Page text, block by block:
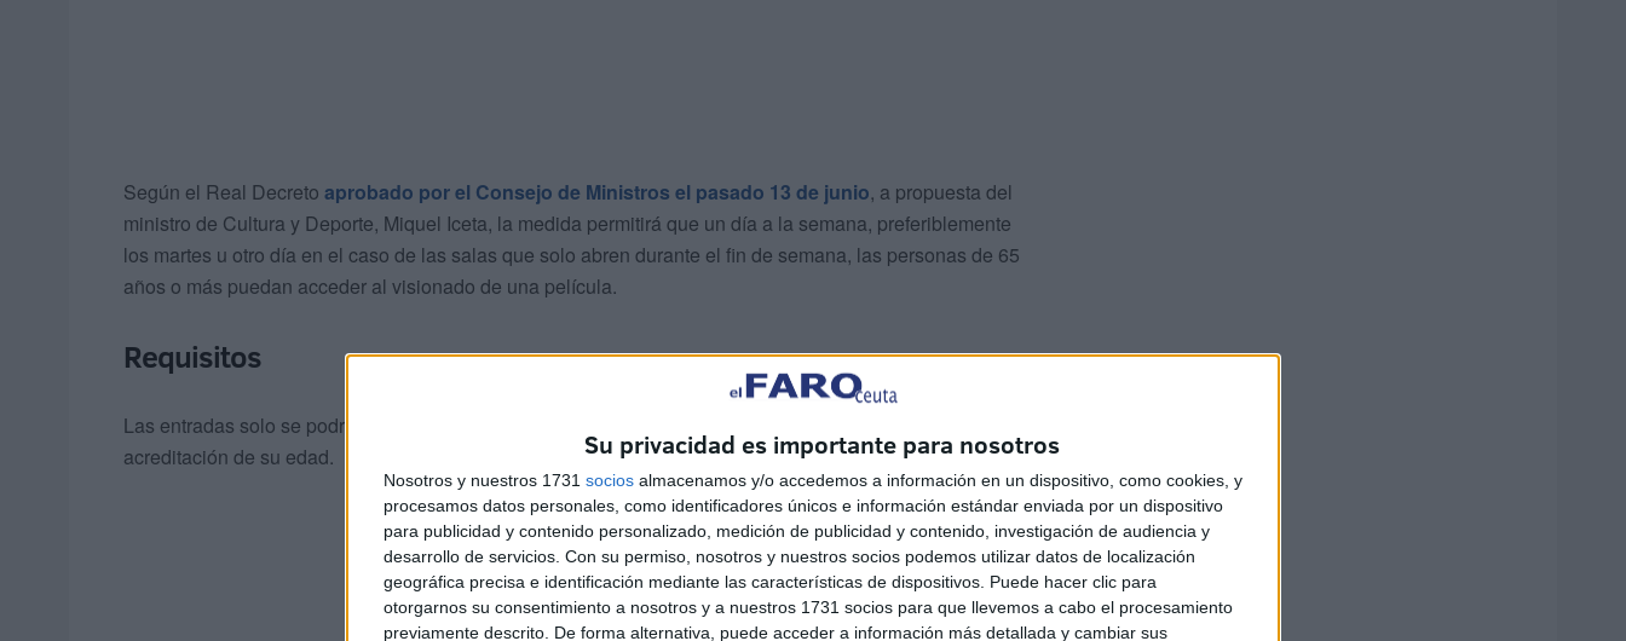
Su privacidad es importante para nosotros
Nosotros y nuestros 1731 socios almacenamos y/o accedemos a información en un dispositivo, como cookies, y
procesamos datos personales, como identificadores únicos e información estándar enviada por un dispositivo
para publicidad y contenido personalizado, medición de publicidad y contenido, investigación de audiencia y
desarrollo de servicios. Con su permiso, nosotros y nuestros socios podemos utilizar datos de localización
geográfica precisa e identificación mediante las características de dispositivos. Puede hacer clic para
otorgarnos su consentimiento a nosotros y a nuestros 1731 socios para que llevemos a cabo el procesamiento
previamente descrito. De forma alternativa, puede acceder a información más detallada y cambiar sus
Según el Real Decreto aprobado por el Consejo de Ministros el pasado 13 de junio, a propuesta del
ministro de Cultura y Deporte, Miquel Iceta, la medida permitirá que un día a la semana, preferiblemente
los martes u otro día en el caso de las salas que solo abren durante el fin de semana, las personas de 65
años o más puedan acceder al visionado de una película.
Requisitos
Las entradas solo se podrán expedir en las taquillas de las salas, previa identificación de la persona y la
acreditación de su edad.